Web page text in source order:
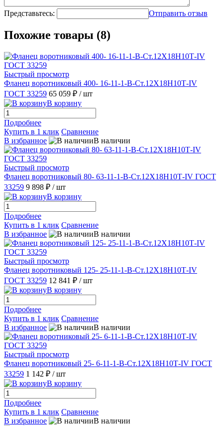
Представьтесь: Отправить отзыв
Похожие товары (8)
Быстрый просмотр
Фланец воротниковый 400- 16-11-1-B-Ст.12Х18Н10Т-IV
ГОСТ 33259 65 059 ₽ / шт
В корзину
Подробнее
Купить в 1 клик Сравнение
В избранное
В наличии
Быстрый просмотр
Фланец воротниковый 80- 63-11-1-B-Ст.12Х18Н10Т-IV ГОСТ
33259 9 898 ₽ / шт
В корзину
Подробнее
Купить в 1 клик Сравнение
В избранное
В наличии
Быстрый просмотр
Фланец воротниковый 125- 25-11-1-B-Ст.12Х18Н10Т-IV
ГОСТ 33259 12 841 ₽ / шт
В корзину
Подробнее
Купить в 1 клик Сравнение
В избранное
В наличии
Быстрый просмотр
Фланец воротниковый 25- 6-11-1-B-Ст.12Х18Н10Т-IV ГОСТ
33259 1 142 ₽ / шт
В корзину
Подробнее
Купить в 1 клик Сравнение
В избранное
В наличии